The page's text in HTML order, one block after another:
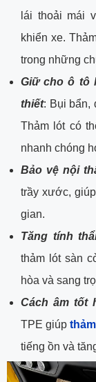
lái thoải mái
khiển xe.
trong những
Giữ cho ô tô
thiết: Bụi bẩn,
Thảm lót có
nhanh chóng
Bảo vệ nội
trầy xước,
gian.
Tăng tính
thảm lót sàn
hòa và sang
Cách âm tốt
TPE giúp
tiếng ồn và